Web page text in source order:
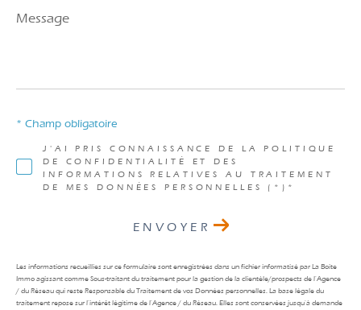
Message
*
J'AI PRIS CONNAISSANCE DE LA POLITIQUE
DE CONFIDENTIALITÉ ET DES
INFORMATIONS RELATIVES AU TRAITEMENT
DE MES DONNÉES PERSONNELLES (*)*
* Champ obligatoire
ENVOYER
Les informations recueillies sur ce formulaire sont enregistrées dans un fichier informatisé par La Boite
Immo agissant comme Sous-traitant du traitement pour la gestion de la clientèle/prospects de l'Agence
/ du Réseau qui reste Responsable du Traitement de vos Données personnelles. La base légale du
traitement repose sur l'intérêt légitime de l'Agence / du Réseau. Elles sont conservées jusqu'à demande